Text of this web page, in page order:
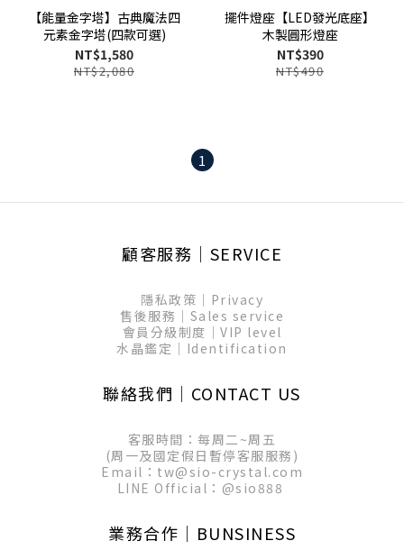
【能量金字塔】古典魔法四
元素金字塔(四款可選)
NT$1,580
NT$2,080
擺件燈座【LED發光底座】
木製圓形燈座
NT$390
NT$490
1
顧客服務│SERVICE
隱私政策│Privacy
售後服務│Sales service
會員分級制度│VIP level
水晶鑑定│Identification
聯絡我們│CONTACT US
客服時間：每周二~周五
(周一及國定假日暫停客服服務)
Email：tw@sio-crystal.com
LINE Official： @sio888
業務合作│BUNSINESS